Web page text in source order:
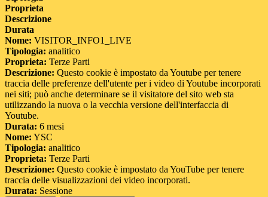
Proprieta
Descrizione
Durata
Nome: VISITOR_INFO1_LIVE
Tipologia: analitico
Proprieta: Terze Parti
Descrizione: Questo cookie è impostato da Youtube per tenere
traccia delle preferenze dell'utente per i video di Youtube incorporati
nei siti; può anche determinare se il visitatore del sito web sta
utilizzando la nuova o la vecchia versione dell'interfaccia di
Youtube.
Durata: 6 mesi
Nome: YSC
Tipologia: analitico
Proprieta: Terze Parti
Descrizione: Questo cookie è impostato da YouTube per tenere
traccia delle visualizzazioni dei video incorporati.
Durata: Sessione